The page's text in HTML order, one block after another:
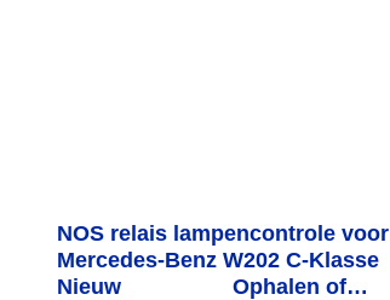
NOS relais lampencontrole voor
Mercedes-Benz W202 C-Klasse
Nieuw
Ophalen of